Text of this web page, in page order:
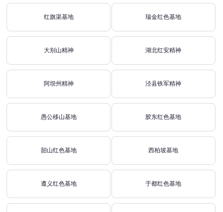
红旗渠基地 瑞金红色基地
大别山精神 湖北红安精神
阿坝州精神 泾县铁军精神
愚公移山基地 胶东红色基地
韶山红色基地 西柏坡基地
遵义红色基地 于都红色基地